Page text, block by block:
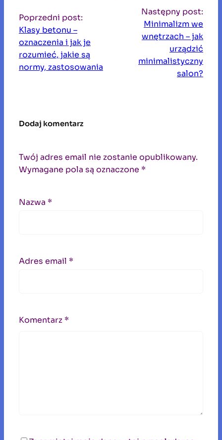
Poprzedni post:
Klasy betonu –
oznaczenia i jak je
rozumieć, jakie są
normy, zastosowania
Następny post:
Minimalizm we
wnętrzach – jak
urządzić
minimalistyczny
salon?
Dodaj komentarz
Twój adres email nie zostanie opublikowany.
Wymagane pola są oznaczone *
Nazwa *
Adres email *
Komentarz *